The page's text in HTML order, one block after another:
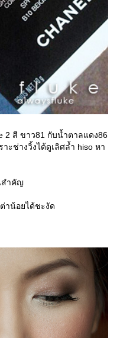
2 สี ขาว81 กับน้ำตาลแดง86
าะช่างวิ้งได้ดูเลิศล้ำ hiso หา
สำคัญ
าน้อยได้ชะงัด